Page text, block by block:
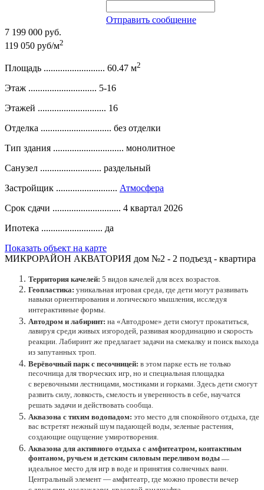
Отправить сообщение
7 199 000 руб.
119 050 руб/м2
Площадь .......................... 60.47 м2
Этаж ............................. 5-16
Этажей ............................. 16
Отделка .............................. без отделки
Тип здания .............................. монолитное
Санузел .......................... раздельный
Застройщик .......................... Атмосфера
Срок сдачи ............................. 4 квартал 2026
Ипотека .......................... да
Показать объект на карте
МИКРОРАЙОН АКВАТОРИЯ дом №2 - 2 подъезд - квартира
Территория качелей: 5 видов качелей для всех возрастов.
Геопластика: уникальная игровая среда, где дети могут развивать
навыки ориентирования и логического мышления, исследуя
интерактивные формы.
Автодром и лабиринт: на «Автодроме» дети смогут прокатиться,
лавируя среди живых изгородей, развивая координацию и скорость
реакции. Лабиринт же предлагает задачи на смекалку и поиск выхода
из запутанных троп.
Верёвочный парк с песочницей: в этом парке есть не только
песочница для творческих игр, но и специальная площадка
с веревочными лестницами, мостиками и горками. Здесь дети смогут
развить силу, ловкость, смелость и уверенность в себе, научатся
решать задачи и действовать сообща.
Аквазона с тихим водопадом: это место для спокойного отдыха, где
вас встретят нежный шум падающей воды, зеленые растения,
создающие ощущение умиротворения.
Аквазона для активного отдыха с амфитеатром, контактным
фонтаном, ручьем и детским силовым переливом воды —
идеальное место для игр в воде и принятия солнечных ванн.
Центральный элемент — амфитеатр, где можно провести вечер